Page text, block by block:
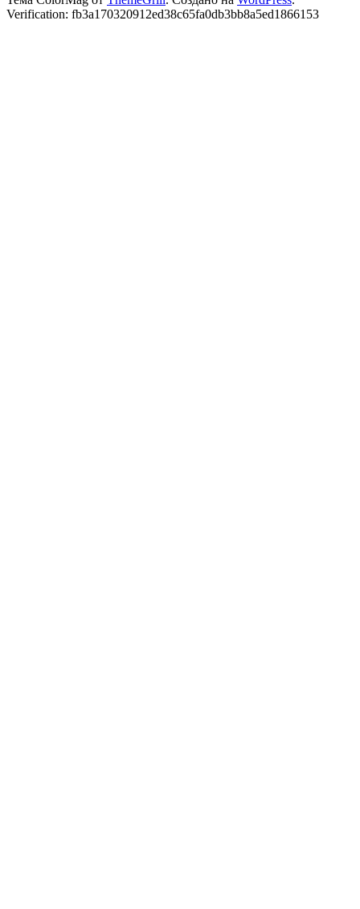
Verification: fb3a170320912ed38c65fa0db3bb8a5ed1866153